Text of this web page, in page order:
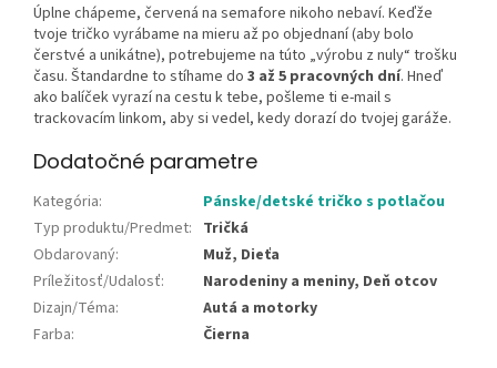
Úplne chápeme, červená na semafore nikoho nebaví. Keďže
tvoje tričko vyrábame na mieru až po objednaní (aby bolo
čerstvé a unikátne), potrebujeme na túto „výrobu z nuly“ trošku
času. Štandardne to stíhame do 3 až 5 pracovných dní. Hneď
ako balíček vyrazí na cestu k tebe, pošleme ti e-mail s
trackovacím linkom, aby si vedel, kedy dorazí do tvojej garáže.
Dodatočné parametre
Kategória:
Pánske/detské tričko s potlačou
Typ produktu/Predmet: Tričká
Obdarovaný:
Muž, Dieťa
Príležitosť/Udalosť:
Narodeniny a meniny, Deň otcov
Dizajn/Téma:
Autá a motorky
Farba: Čierna